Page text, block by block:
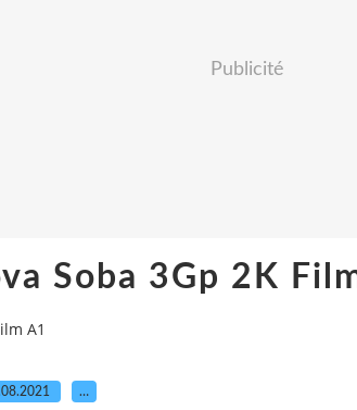
Publicité
Soba 3Gp 2K
A1
…